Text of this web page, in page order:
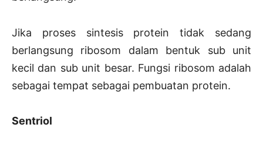
Jika proses sintesis protein tidak sedang
berlangsung ribosom dalam bentuk sub unit
kecil dan sub unit besar. Fungsi ribosom adalah
sebagai tempat sebagai pembuatan protein.
Sentriol